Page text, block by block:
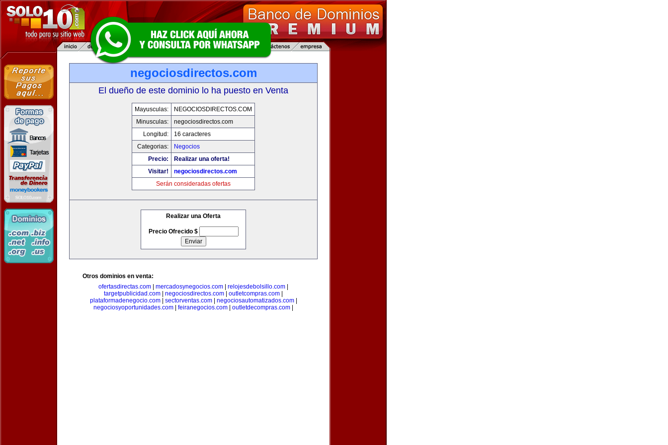
negociosdirectos.com
El dueño de este dominio lo ha puesto en Venta
Mayusculas:
NEGOCIOSDIRECTOS.COM
Minusculas:
negociosdirectos.com
Longitud:
16 caracteres
Categorias:
Negocios
Precio:
Realizar una oferta!
Visitar!
negociosdirectos.com
Serán consideradas ofertas
Realizar una Oferta
Precio Ofrecido $
Otros dominios en venta:
ofertasdirectas.com
mercadosynegocios.com relojesdebolsillo.com
targetpublicidad.com
negociosdirectos.com outletcompras.com
plataformadenegocio.com| sectorventas.com| negociosautomatizados.com|
negociosyoportunidades.com
feiranegocios.com outletdecompras.com